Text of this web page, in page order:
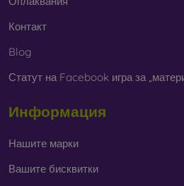
Контакт
Blog
Статут на Facebook игра за
Информация
Нашите марки
Вашите бисквитки